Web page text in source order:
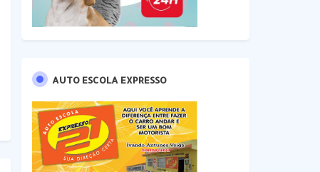
AUTO ESCOLA EXPRESSO